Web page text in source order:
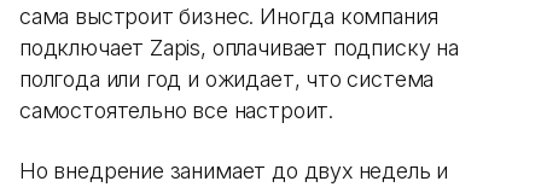
сама выстроит бизнес. Иногда компания
подключает Zapis, оплачивает подписку на
полгода или год и ожидает, что система
самостоятельно все настроит.
Но внедрение занимает до двух недель и